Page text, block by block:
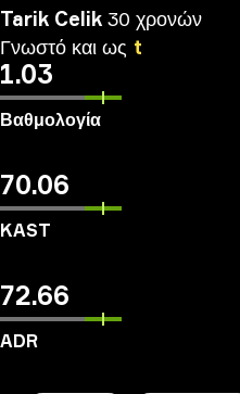
Tarik Celik 30 χρονών
Γνωστό και ως t
1.03
Βαθμολογία
70.06
KAST
72.66
ADR